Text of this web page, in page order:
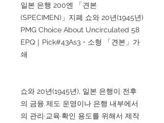
일본 은행 200엔 「견본
(SPECIMEN)」지폐 쇼와 20년(1945년)
PMG Choice About Uncirculated 58
EPQ｜Pick#43As3・소형 「견본」가
쇄
쇼와 20년(1945년), 일본 은행이 전후
의 금융 제도 운영이나 은행 내부에서
의 관리·교육·확인 용도를 위해서 제작